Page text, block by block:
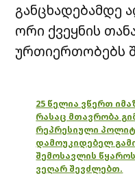
განცხადებამდე
ორი ქვეყნის
ურთიერთობებს
25 წელია ვწერთ
რასაც მთავრობა
რეპრესიული
დამოუკიდებელ
შემოსავლის
ვეღარ შევძლებთ.